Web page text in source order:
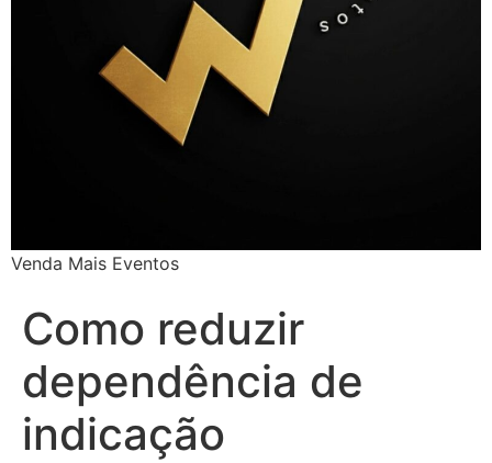
Venda Mais Eventos
Como reduzir
dependência de
indicação